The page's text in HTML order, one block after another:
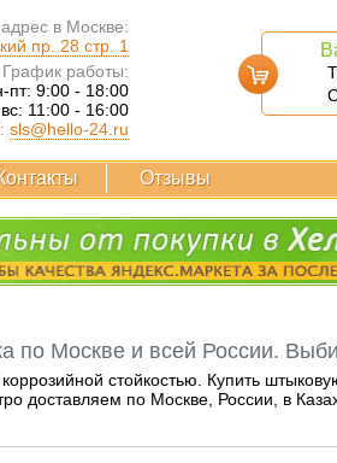
в Москве:
пр. 28 стр. 1
График работы:
пт: 9:00 - 18:00
11:00 - 16:00
sls@hello-24.ru
Отзывы
по Москве и всей России.
стойкостью. Купить
доставляем по Москве, России, в